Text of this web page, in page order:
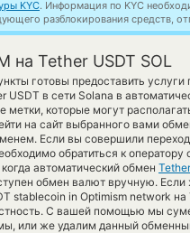
KYC. Информация по KYC
разблокирования средств,
на Tether USDT SOL
готовы предоставить
USDT в сети Solana в
которые могут
на сайт выбранного вами
Если вы совершили
обратиться к
автоматический обмен
обмен валют вручную.
stablecoin in Optimism network
С вашей помощью мы
или же удалим данный